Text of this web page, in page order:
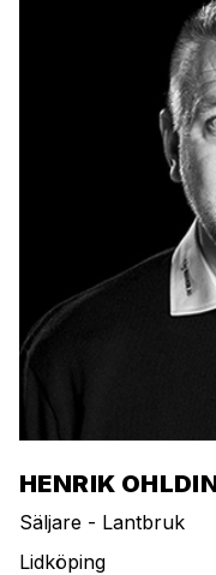
HENRIK
Säljare - Lantbruk
Lidköping